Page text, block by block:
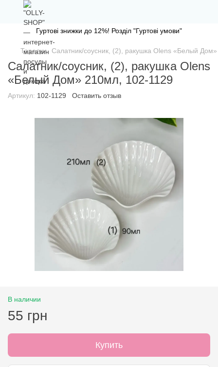
Гуртові знижки до 12%! Розділ "Гуртові умови"
Тарелки Салатник/соусник, (2), ракушка Olens «Белый
Салатник/соусник, (2), ракушка Olens
«Белый Дом» 210мл, 102-1129
Артикул: 102-1129 Оставить отзыв
В наличии
55 грн
Купить